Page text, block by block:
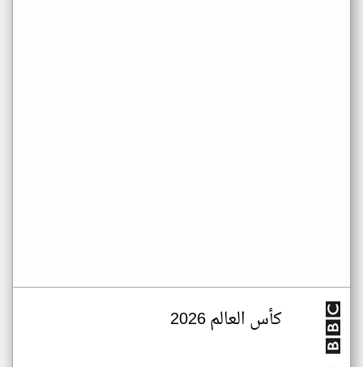
كأس العالم 2026